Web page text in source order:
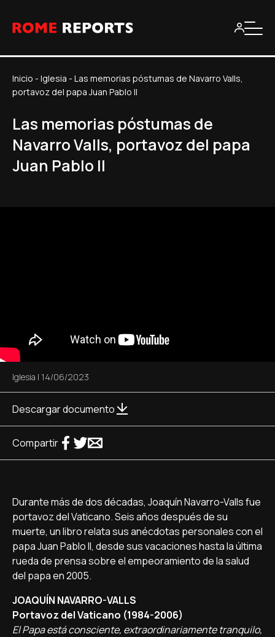
Inicio - Iglesia - Las memorias póstumas de Navarro Valls,
portavoz del papa Juan Pablo II
Las memorias póstumas de
Navarro Valls, portavoz del papa
Juan Pablo II
Iglesia | 14/06/2023
Descargar documento
Compartir
Durante más de dos décadas, Joaquín Navarro-Valls fue
portavoz del Vaticano. Seis años después de su
muerte, un libro relata sus anécdotas personales con el
papa Juan Pablo II, desde sus vacaciones hasta la última
rueda de prensa sobre el empeoramiento de la salud
del papa en 2005.
JOAQUÍN NAVARRO-VALLS
Portavoz del Vaticano (1984-2006)
El Papa está consciente, extraordinariamente tranquilo,